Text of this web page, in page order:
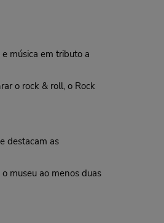
música em tributo a
o rock & roll, o Rock
destacam as
museu ao menos duas